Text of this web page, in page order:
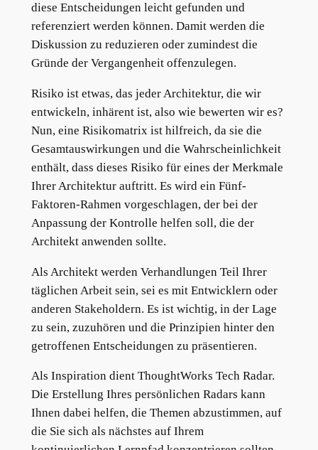
diese Entscheidungen leicht gefunden und
referenziert werden können. Damit werden die
Diskussion zu reduzieren oder zumindest die
Gründe der Vergangenheit offenzulegen.
Risiko ist etwas, das jeder Architektur, die wir
entwickeln, inhärent ist, also wie bewerten wir es?
Nun, eine Risikomatrix ist hilfreich, da sie die
Gesamtauswirkungen und die Wahrscheinlichkeit
enthält, dass dieses Risiko für eines der Merkmale
Ihrer Architektur auftritt. Es wird ein Fünf-
Faktoren-Rahmen vorgeschlagen, der bei der
Anpassung der Kontrolle helfen soll, die der
Architekt anwenden sollte.
Als Architekt werden Verhandlungen Teil Ihrer
täglichen Arbeit sein, sei es mit Entwicklern oder
anderen Stakeholdern. Es ist wichtig, in der Lage
zu sein, zuzuhören und die Prinzipien hinter den
getroffenen Entscheidungen zu präsentieren.
Als Inspiration dient ThoughtWorks Tech Radar.
Die Erstellung Ihres persönlichen Radars kann
Ihnen dabei helfen, die Themen abzustimmen, auf
die Sie sich als nächstes auf Ihrem